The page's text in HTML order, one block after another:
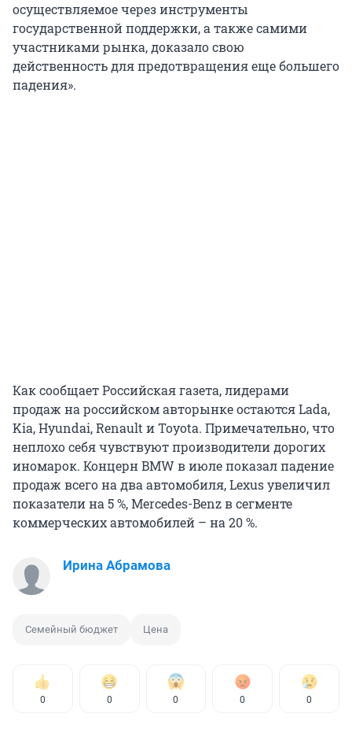
осуществляемое через инструменты
государственной поддержки, а также самими
участниками рынка, доказало свою
действенность для предотвращения еще большего
падения».
Как сообщает Российская газета, лидерами
продаж на российском авторынке остаются Lada,
Kia, Hyundai, Renault и Toyota. Примечательно, что
неплохо себя чувствуют производители дорогих
иномарок. Концерн BMW в июле показал падение
продаж всего на два автомобиля, Lexus увеличил
показатели на 5 %, Mercedes-Benz в сегменте
коммерческих автомобилей – на 20 %.
Ирина Абрамова
Семейный бюджет Цена
0 0 0 0 0